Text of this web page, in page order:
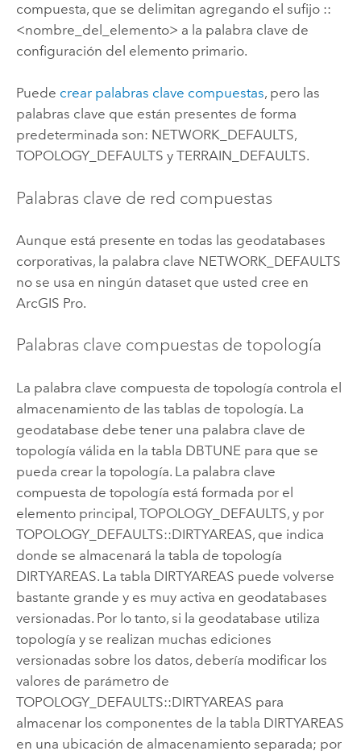
compuesta, que se delimitan agregando el sufijo ::
<nombre_del_elemento> a la palabra clave de
configuración del elemento primario.
Puede crear palabras clave compuestas, pero las
palabras clave que están presentes de forma
predeterminada son: NETWORK_DEFAULTS,
TOPOLOGY_DEFAULTS y TERRAIN_DEFAULTS.
Palabras clave de red compuestas
Aunque está presente en todas las geodatabases
corporativas, la palabra clave NETWORK_DEFAULTS
no se usa en ningún dataset que usted cree en
ArcGIS Pro.
Palabras clave compuestas de topología
La palabra clave compuesta de topología controla el
almacenamiento de las tablas de topología. La
geodatabase debe tener una palabra clave de
topología válida en la tabla DBTUNE para que se
pueda crear la topología. La palabra clave
compuesta de topología está formada por el
elemento principal, TOPOLOGY_DEFAULTS, y por
TOPOLOGY_DEFAULTS::DIRTYAREAS, que indica
donde se almacenará la tabla de topología
DIRTYAREAS. La tabla DIRTYAREAS puede volverse
bastante grande y es muy activa en geodatabases
versionadas. Por lo tanto, si la geodatabase utiliza
topología y se realizan muchas ediciones
versionadas sobre los datos, debería modificar los
valores de parámetro de
TOPOLOGY_DEFAULTS::DIRTYAREAS para
almacenar los componentes de la tabla DIRTYAREAS
en una ubicación de almacenamiento separada; por